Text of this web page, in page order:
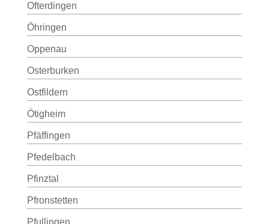
Ofterdingen
Öhringen
Oppenau
Osterburken
Ostfildern
Ötigheim
Pfäffingen
Pfedelbach
Pfinztal
Pfronstetten
Pfullingen